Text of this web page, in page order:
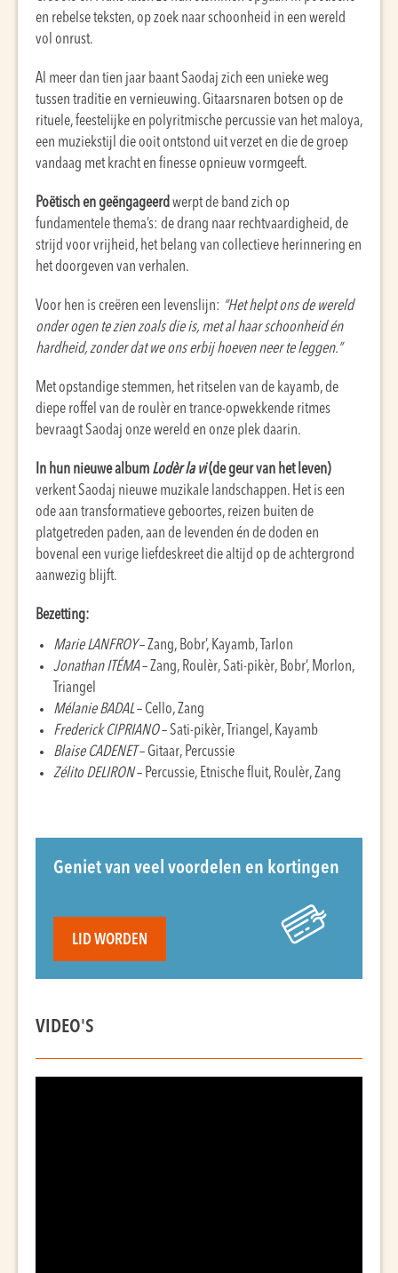
en rebelse teksten, op zoek naar schoonheid in een wereld
vol onrust.
Al meer dan tien jaar baant Saodaj zich een unieke weg
tussen traditie en vernieuwing. Gitaarsnaren botsen op de
rituele, feestelijke en polyritmische percussie van het maloya,
een muziekstijl die ooit ontstond uit verzet en die de groep
vandaag met kracht en finesse opnieuw vormgeeft.
Poëtisch en geëngageerd werpt de band zich op
fundamentele thema’s: de drang naar rechtvaardigheid, de
strijd voor vrijheid, het belang van collectieve herinnering en
het doorgeven van verhalen.
Voor hen is creëren een levenslijn: “Het helpt ons de wereld
onder ogen te zien zoals die is, met al haar schoonheid én
hardheid, zonder dat we ons erbij hoeven neer te leggen.”
Met opstandige stemmen, het ritselen van de kayamb, de
diepe roffel van de roulèr en trance-opwekkende ritmes
bevraagt Saodaj onze wereld en onze plek daarin.
In hun nieuwe album Lodèr la vi(de geur van het leven)
verkent Saodaj nieuwe muzikale landschappen. Het is een
ode aan transformatieve geboortes, reizen buiten de
platgetreden paden, aan de levenden én de doden en
bovenal een vurige liefdeskreet die altijd op de achtergrond
aanwezig blijft.
Bezetting:
Marie LANFROY– Zang, Bobr’, Kayamb, Tarlon
Jonathan ITÉMA – Zang, Roulèr, Sati-pikèr, Bobr’, Morlon,
Triangel
Mélanie BADAL– Cello, Zang
Frederick CIPRIANO– Sati-pikèr, Triangel, Kayamb
Blaise CADENET– Gitaar, Percussie
Zélito DELIRON– Percussie, Etnische fluit, Roulèr, Zang
Geniet van veel voordelen en kortingen
LID WORDEN
VIDEO'S